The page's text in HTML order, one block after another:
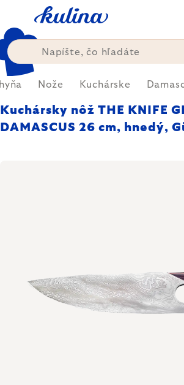
obsah
Nože Kuchárske
Kuchársky nôž THE KNIFE
DAMASCUS 26 cm, hnedý,